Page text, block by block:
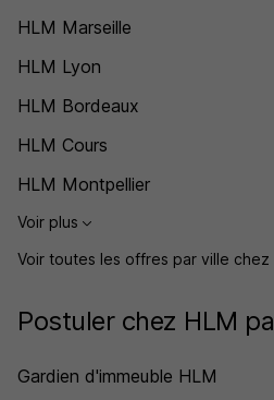
HLM Marseille
HLM Lyon
HLM Bordeaux
HLM Cours
HLM Montpellier
Voir plus
Voir toutes les offres par ville chez
Postuler chez HLM
Gardien d'immeuble HLM